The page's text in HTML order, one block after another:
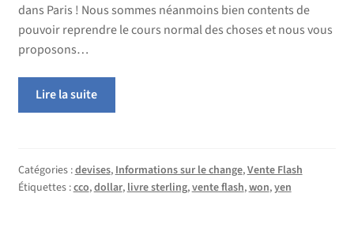
dans Paris ! Nous sommes néanmoins bien contents de
pouvoir reprendre le cours normal des choses et nous vous
proposons…
Lire la suite
Catégories :devises,Informations sur le change,Vente Flash
Étiquettes :cco,dollar,livre sterling,vente flash,won,yen